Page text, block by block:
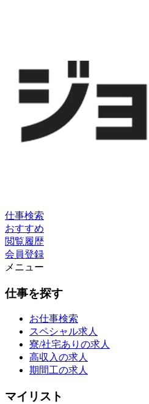
仕事検索
おすすめ
閲覧履歴
会員登録
メニュー
仕事を探す
お仕事検索
スペシャル求人
寮/社宅ありの求人
高収入の求人
期間工の求人
マイリスト